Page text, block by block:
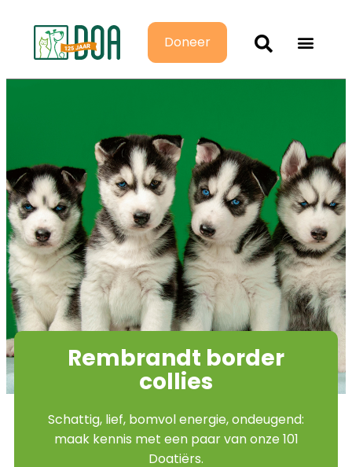
Doneer
Rembrandt border
collies
Schattig, lief, bomvol energie, ondeugend:
maak kennis met een paar van onze 101
Doatiërs.